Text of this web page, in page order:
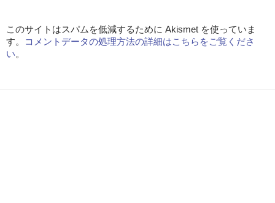
このサイトはスパムを低減するために Akismet を使っていま
す。
コメントデータの処理方法の詳細はこちらをご覧くださ
い。